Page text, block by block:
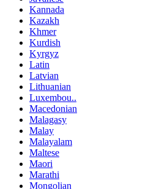
Kannada
Kazakh
Khmer
Kurdish
Kyrgyz
Latin
Latvian
Lithuanian
Luxembou..
Macedonian
Malagasy
Malay
Malayalam
Maltese
Maori
Marathi
Mongolian